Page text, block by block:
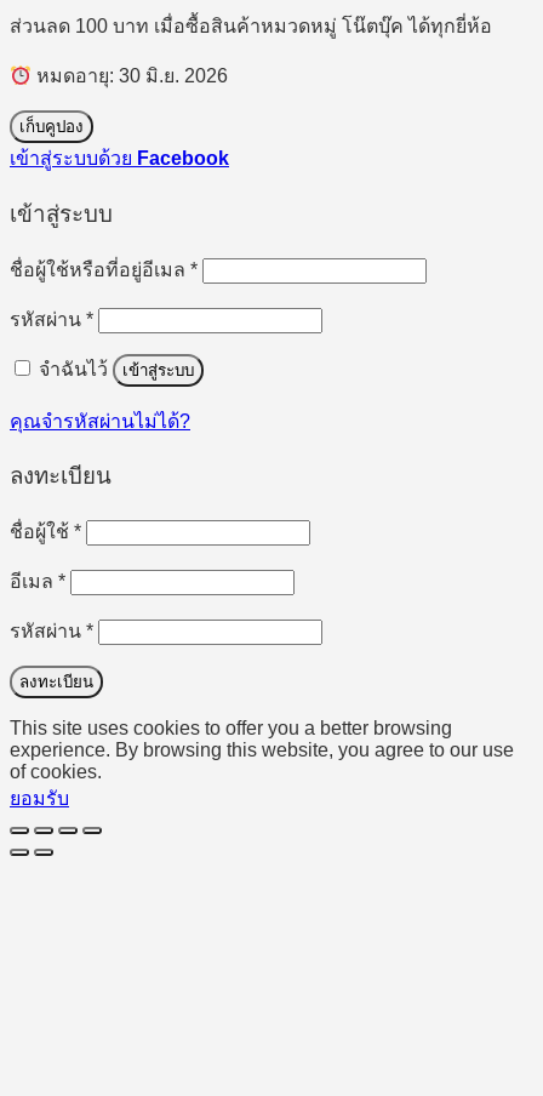
ส่วนลด 100 บาท เมื่อซื้อสินค้าหมวดหมู่ โน๊ตบุ๊ค ได้ทุกยี่ห้อ
หมดอายุ: 30 มิ.ย. 2026
เก็บคูปอง
เข้าสู่ระบบด้วย Facebook
เข้าสู่ระบบ
ชื่อผู้ใช้หรือที่อยู่อีเมล *ต้องการ
รหัสผ่าน *ต้องการ
จำฉันไว้ เข้าสู่ระบบ
คุณจำรหัสผ่านไม่ได้?
ลงทะเบียน
ชื่อผู้ใช้ *ต้องการ
อีเมล *ต้องการ
รหัสผ่าน *ต้องการ
ลงทะเบียน
This site uses cookies to offer you a better browsing
experience. By browsing this website, you agree to our use
of cookies.
ยอมรับ